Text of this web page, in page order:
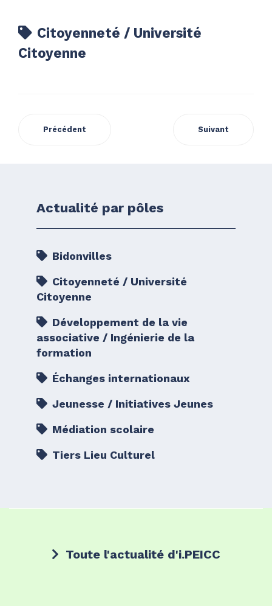
Citoyenneté / Université
Citoyenne
Précédent Suivant
Actualité par pôles
Bidonvilles
Citoyenneté / Université
Citoyenne
Développement de la vie
associative / Ingénierie de la
formation
Échanges internationaux
Jeunesse / Initiatives Jeunes
Médiation scolaire
Tiers Lieu Culturel
Toute l'actualité d'i.PEICC